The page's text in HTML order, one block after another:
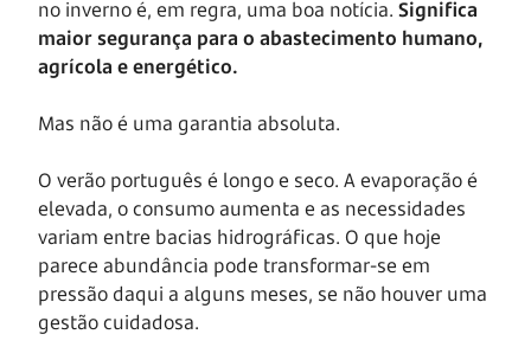
no inverno é, em regra, uma boa notícia. Significa
maior segurança para o abastecimento humano,
agrícola e energético.
Mas não é uma garantia absoluta.
O verão português é longo e seco. A evaporação é
elevada, o consumo aumenta e as necessidades
variam entre bacias hidrográficas. O que hoje
parece abundância pode transformar-se em
pressão daqui a alguns meses, se não houver uma
gestão cuidadosa.